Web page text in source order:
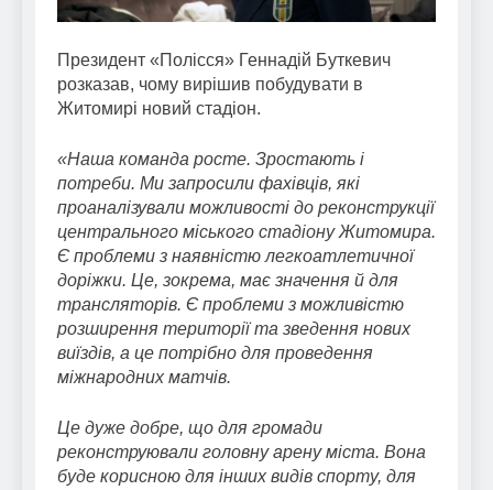
Президент «Полісся» Геннадій Буткевич
розказав, чому вирішив побудувати в
Житомирі новий стадіон.
«Наша команда росте. Зростають і
потреби. Ми запросили фахівців, які
проаналізували можливості до реконструкції
центрального міського стадіону Житомира.
Є проблеми з наявністю легкоатлетичної
доріжки. Це, зокрема, має значення й для
трансляторів. Є проблеми з можливістю
розширення території та зведення нових
виїздів, а це потрібно для проведення
міжнародних матчів.
Це дуже добре, що для громади
реконструювали головну арену міста. Вона
буде корисною для інших видів спорту, для